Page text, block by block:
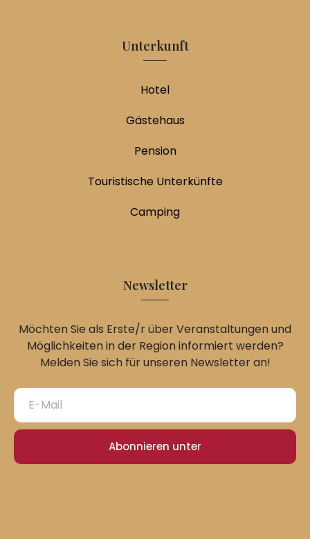
Unterkunft
Hotel
Gästehaus
Pension
Touristische Unterkünfte
Camping
Newsletter
Möchten Sie als Erste/r über Veranstaltungen und
Möglichkeiten in der Region informiert werden?
Melden Sie sich für unseren Newsletter an!
Abonnieren unter